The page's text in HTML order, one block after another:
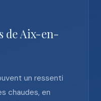
de Aix-en-
un ressenti
chaudes, en